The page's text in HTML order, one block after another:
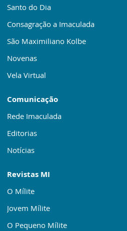
Santo do Dia
Consagração a Imaculada
São Maximiliano Kolbe
Novenas
Vela Virtual
Comunicação
Rede Imaculada
Editorias
Notícias
Revistas MI
O Mílite
Jovem Mílite
O Pequeno Mílite